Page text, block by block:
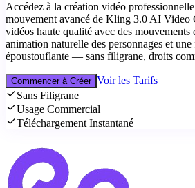
Accédez à la création vidéo
mouvement avancé de Kling 3.0 AI Video
vidéos haute qualité avec des mouvements
animation naturelle des personnages et
époustouflante — sans filigrane, droits
Commencer à Créer Voir les Tarifs
Sans Filigrane
Usage Commercial
Téléchargement Instantané